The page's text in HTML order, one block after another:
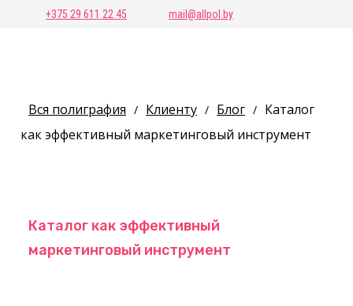
+375 29 611 22 45 mail@allpol.by
Вся полиграфия / Клиенту / Блог / Каталог
как эффективный маркетинговый инструмент
Каталог как эффективный
маркетинговый инструмент